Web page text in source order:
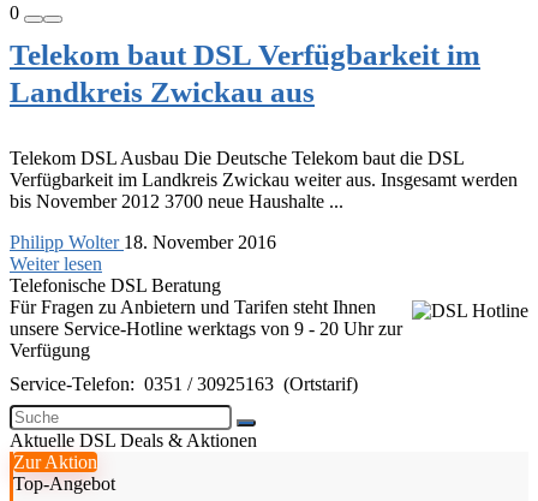
0
Telekom baut DSL Verfügbarkeit im
Landkreis Zwickau aus
Telekom DSL Ausbau Die Deutsche Telekom baut die DSL
Verfügbarkeit im Landkreis Zwickau weiter aus. Insgesamt werden
bis November 2012 3700 neue Haushalte ...
Philipp Wolter 18. November 2016
Weiter lesen
Telefonische DSL Beratung
Für Fragen zu Anbietern und Tarifen steht Ihnen
unsere Service-Hotline werktags von 9 - 20 Uhr zur
Verfügung
Service-Telefon: 0351 / 30925163 (Ortstarif)
Aktuelle DSL Deals & Aktionen
Zur Aktion
Top-Angebot